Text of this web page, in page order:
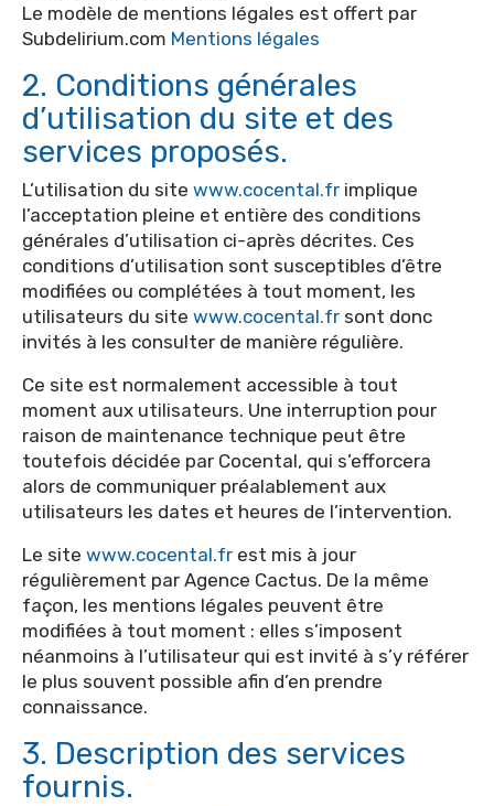
Le modèle de mentions légales est offert par
Subdelirium.com Mentions légales
2. Conditions générales
d’utilisation du site et des
services proposés.
L’utilisation du site www.cocental.fr implique
l’acceptation pleine et entière des conditions
générales d’utilisation ci-après décrites. Ces
conditions d’utilisation sont susceptibles d’être
modifiées ou complétées à tout moment, les
utilisateurs du site www.cocental.fr sont donc
invités à les consulter de manière régulière.
Ce site est normalement accessible à tout
moment aux utilisateurs. Une interruption pour
raison de maintenance technique peut être
toutefois décidée par Cocental, qui s’efforcera
alors de communiquer préalablement aux
utilisateurs les dates et heures de l’intervention.
Le site www.cocental.fr est mis à jour
régulièrement par Agence Cactus. De la même
façon, les mentions légales peuvent être
modifiées à tout moment : elles s’imposent
néanmoins à l’utilisateur qui est invité à s’y référer
le plus souvent possible afin d’en prendre
connaissance.
3. Description des services
fournis.